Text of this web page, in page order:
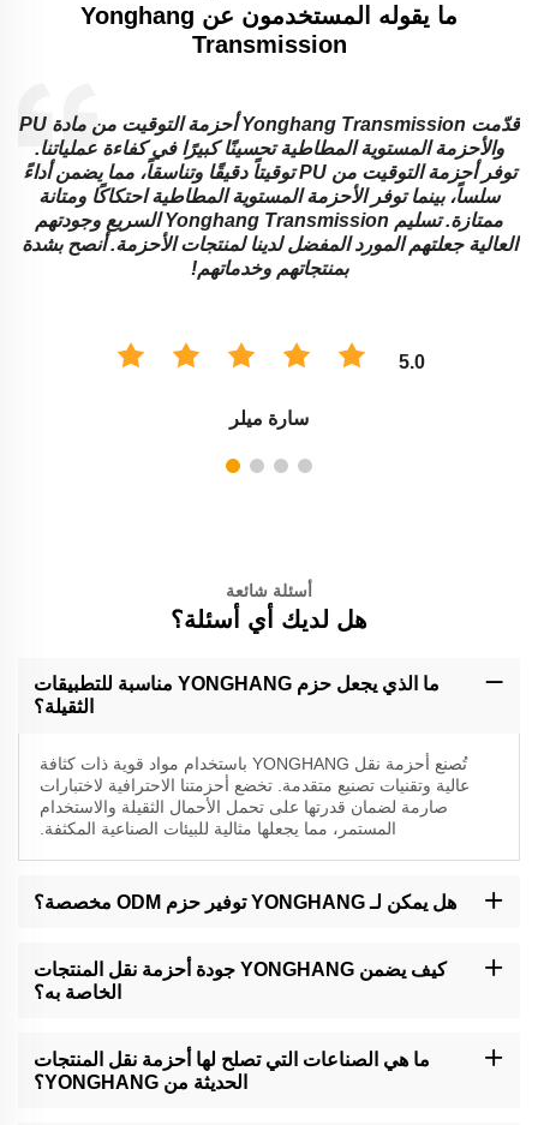
ما يقوله المستخدمون عن Yonghang
Transmission
قدّمت Yonghang Transmission أحزمة التوقيت من مادة PU
والأحزمة المستوية المطاطية تحسينًا كبيرًا في كفاءة عملياتنا.
توفر أحزمة التوقيت من PU توقيتاً دقيقًا وتناسقاً، مما يضمن أداءً
سلساً، بينما توفر الأحزمة المستوية المطاطية احتكاكًا ومتانة
ممتازة. تسليم Yonghang Transmission السريع وجودتهم
العالية جعلتهم المورد المفضل لدينا لمنتجات الأحزمة. أنصح بشدة
بمنتجاتهم وخدماتهم!
5.0
سارة ميلر
أسئلة شائعة
هل لديك أي أسئلة؟
ما الذي يجعل حزم YONGHANG مناسبة للتطبيقات
الثقيلة؟
تُصنع أحزمة نقل YONGHANG باستخدام مواد قوية ذات كثافة
عالية وتقنيات تصنيع متقدمة. تخضع أحزمتنا الاحترافية لاختبارات
صارمة لضمان قدرتها على تحمل الأحمال الثقيلة والاستخدام
المستمر، مما يجعلها مثالية للبيئات الصناعية المكثفة.
هل يمكن لـ YONGHANG توفير حزم ODM مخصصة؟
الخاصة. سيتعاون فريق خبرائنا معك من المفهوم وحتى الإنتاج، لضمان أن
المنتج النهائي يلبي مواصفاتك الدقيقة.
كيف يضمن YONGHANG جودة أحزمة نقل المنتجات
الخاصة به؟
من التحقق من المواد الخام حتى اختبار المنتج النهائي. وهذا يضمن أن
جميع الأحزمة تلبي معايير الجودة العالية لدينا قبل التسليم.
ما هي الصناعات التي تصلح لها أحزمة نقل المنتجات
الحديثة من YONGHANG؟